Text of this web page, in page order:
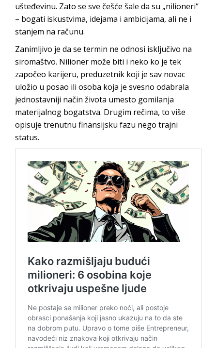
ušteđevinu. Zato se sve češće šale da su „nilioneri“
– bogati iskustvima, idejama i ambicijama, ali ne i
stanjem na računu.
Zanimljivo je da se termin ne odnosi isključivo na
siromaštvo. Nilioner može biti i neko ko je tek
započeo karijeru, preduzetnik koji je sav novac
uložio u posao ili osoba koja je svesno odabrala
jednostavniji način života umesto gomilanja
materijalnog bogatstva. Drugim rečima, to više
opisuje trenutnu finansijsku fazu nego trajni
status.